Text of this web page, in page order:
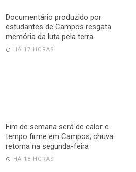
Documentário produzido por
estudantes de Campos resgata
memória da luta pela terra
HÁ 17 HORAS
Fim de semana será de calor e
tempo firme em Campos; chuva
retorna na segunda-feira
HÁ 18 HORAS